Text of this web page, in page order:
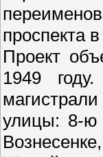
проспекта
Проект
1949
улицы: 8-ю